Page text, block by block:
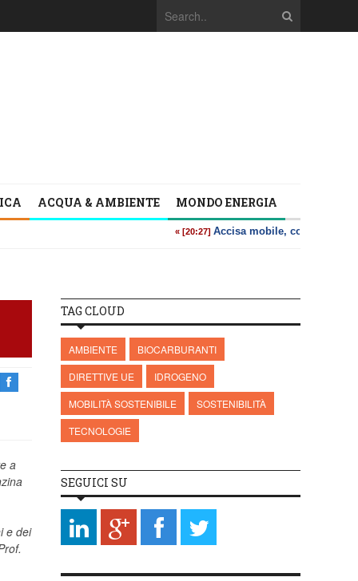
ACQUA & AMBIENTE MONDO ENERGIA
a
e dei
TAG CLOUD
AMBIENTE
BIOCARBURANTI
DIRETTIVE UE
IDROGENO
MOBILITÀ SOSTENIBILE
SOSTENIBILITÀ
TECNOLOGIE
SEGUICI SU